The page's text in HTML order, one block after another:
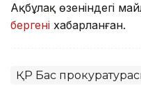
Ақбұлақ өзеніндегі
бергені хабарланған.
ҚР Бас